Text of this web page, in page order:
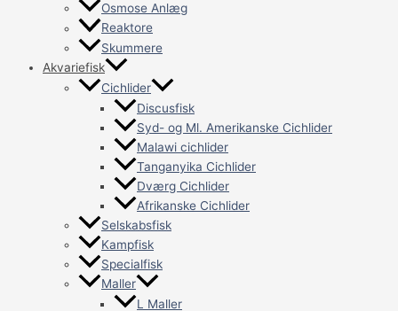
Osmose Anlæg
Reaktore
Skummere
Akvariefisk
Cichlider
Discusfisk
Syd- og Ml. Amerikanske Cichlider
Malawi cichlider
Tanganyika Cichlider
Dværg Cichlider
Afrikanske Cichlider
Selskabsfisk
Kampfisk
Specialfisk
Maller
L Maller